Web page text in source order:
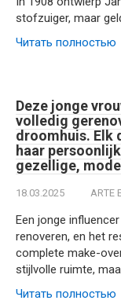
stofzuiger, maar
Читать полностью
Deze jonge
volledig
droomhuis. Elk
haar
gezellige,
18.03.2025 ARTE
Een jonge
renoveren, en het
complete make-
stijlvolle ruimte,
Читать полностью